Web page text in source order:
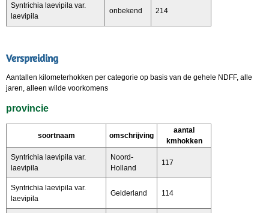
Syntrichia laevipila var.
laevipila
onbekend 214
Verspreiding
Aantallen kilometerhokken per categorie op basis van de gehele NDFF, alle
jaren, alleen wilde voorkomens
provincie
soortnaam omschrijving
aantal
kmhokken
Syntrichia laevipila var.
laevipila
Noord-
Holland
117
Syntrichia laevipila var.
laevipila
Gelderland 114